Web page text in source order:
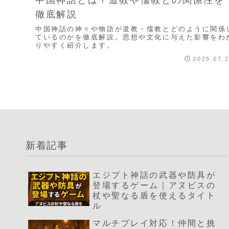
徹底解説
中国神話の神々や物語が道教・儒教とどのように関係
ているのかを徹底解説。思想や文化に与えた影響をわ
りやすく紹介します。
新着記事
エジプト神話の武器や防具が
登場するゲーム｜アヌビスの
杖や聖なる盾を使えるタイト
ル
マルチプレイ対応！仲間と挑